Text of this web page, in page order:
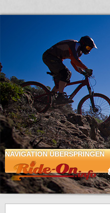
NAVIGATION ÜBERSPRINGEN